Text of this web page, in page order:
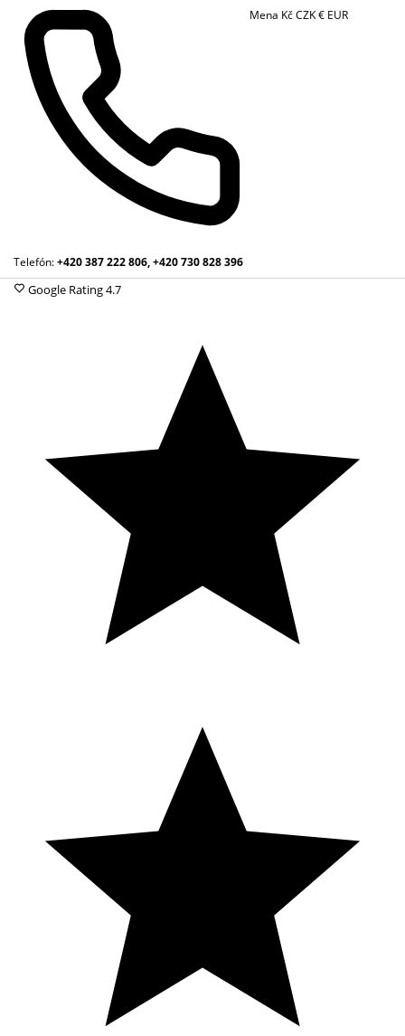
Telefón:+420 387 222 806, +420 730 828 396
Mena KčCZK€ EUR
Google Rating4.7